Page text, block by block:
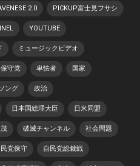
2.0 PICKUP富士見フサシ
YOUTUBE
ミュージックビデオ
保守党 卑怯者 国家
ング 政治
日本国総理大臣 日米同盟
破滅チャンネル 社会問題
党保守 自民党総裁戦